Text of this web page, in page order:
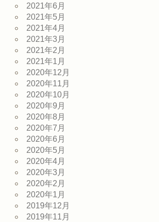
2021年6月
2021年5月
2021年4月
2021年3月
2021年2月
2021年1月
2020年12月
2020年11月
2020年10月
2020年9月
2020年8月
2020年7月
2020年6月
2020年5月
2020年4月
2020年3月
2020年2月
2020年1月
2019年12月
2019年11月